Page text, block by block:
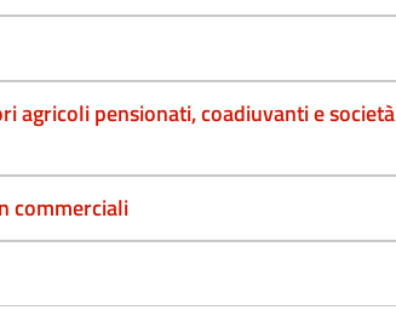
agricoli pensionati, coadiuvanti e società
commerciali